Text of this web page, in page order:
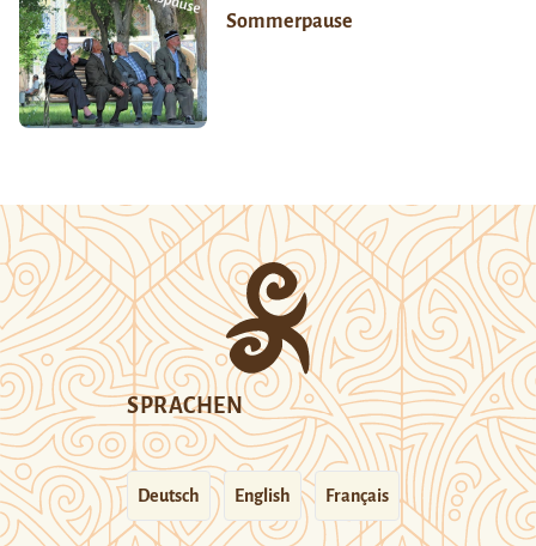
Sommerpause
SPRACHEN
Deutsch English Français